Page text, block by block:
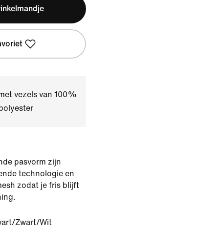
vezels van 100%
pasvorm zijn
technologie en
zodat je fris blijft
Zwart/Wit